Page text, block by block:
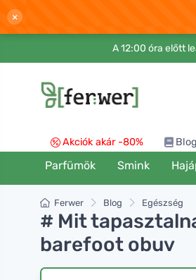
×
A 12:00 óra előtt
Akciók akár -80% Blog
Parfümök Smink
Ferwer Blog Egészség
# Mit
barefoot obuv